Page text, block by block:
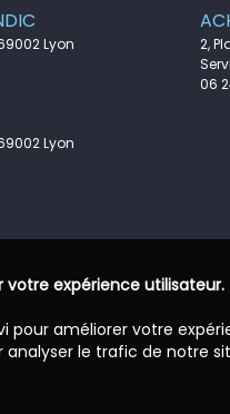
Lyon
Lyon
2,
06
votre expérience utilisateur.
pour améliorer votre
le trafic de notre